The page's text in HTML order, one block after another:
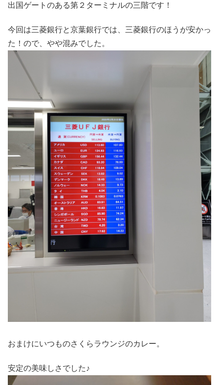
出国ゲートのある第２ターミナルの三階です！
今回は三菱銀行と京葉銀行では、三菱銀行のほうが安かっ
た！ので、やや混みでした。
おまけにいつものさくらラウンジのカレー。
安定の美味しさでした♪